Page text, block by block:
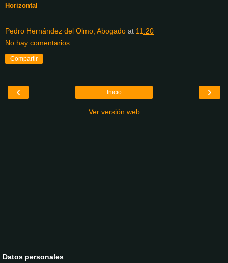
Horizontal
Pedro Hernández del Olmo, Abogado at 11:20
No hay comentarios:
Compartir
‹ ›
Inicio
Ver versión web
Datos personales